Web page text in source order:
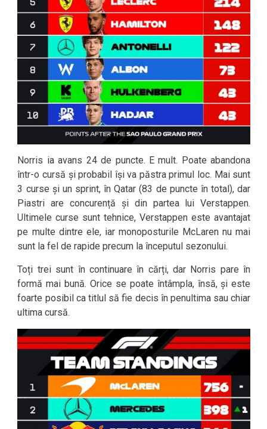
Norris ia avans 24 de puncte. E mult. Poate abandona
într-o cursă și probabil își va păstra primul loc. Mai sunt
3 curse și un sprint, în Qatar (83 de puncte în total), dar
Piastri are concurență și din partea lui Verstappen.
Ultimele curse sunt tehnice, Verstappen este avantajat
pe multe dintre ele, iar monoposturile McLaren nu mai
sunt la fel de rapide precum la începutul sezonului.
Toți trei sunt în continuare în cărți, dar Norris pare în
formă mai bună. Orice se poate întâmpla, însă, și este
foarte posibil ca titlul să fie decis în penultima sau chiar
ultima cursă.